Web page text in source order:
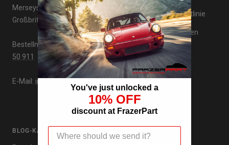
Merseyside, CH63 5NB,
Großbritannien
Bestellnummer:+44 151 66
50 911
E-Mail: info@frazerpart.com
Rückerstattungsrichtlinie
Nutzungsbedingungen
Lieferungen
Rezensionen
Kohlenmonoxid-
Bewusstsein
BLOG-KATEGORIEN
You've just unlocked a
10% OFF
discount at FrazerPart